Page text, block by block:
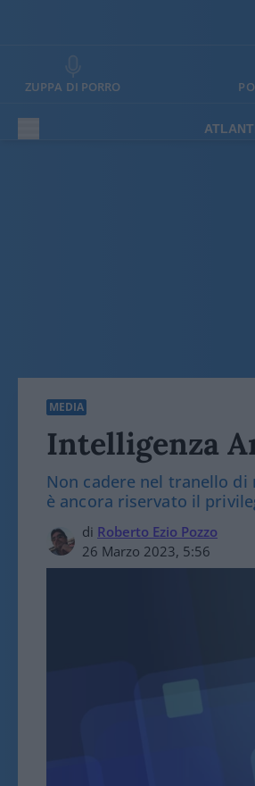
ZUPPA DI PORRO
MEDIA
Intelligenza
Non cadere nel tranello
è ancora riservato il
di Roberto Ezio Pozzo
26 Marzo 2023, 5:56